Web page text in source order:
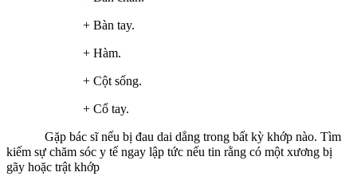
+ Bàn tay.
+ Hàm.
+ Cột sống.
+ Cổ tay.
Gặp bác sĩ nếu bị đau dai dẳng trong bất kỳ khớp nào. Tìm
kiếm sự chăm sóc y tế ngay lập tức nếu tin rằng có một xương bị
gãy hoặc trật khớp